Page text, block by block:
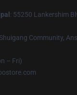
: 55250 Lankershim
Community,
– Fri)